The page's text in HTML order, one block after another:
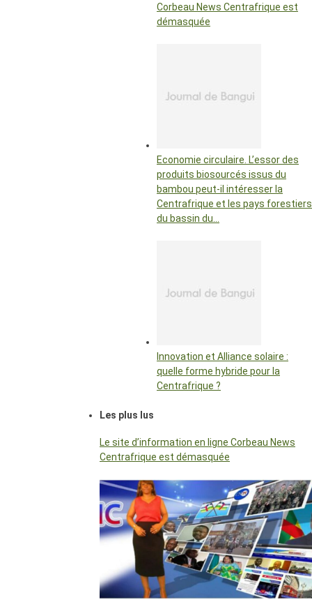
Corbeau News Centrafrique est
démasquée
Economie circulaire. L’essor des
produits biosourcés issus du
bambou peut-il intéresser la
Centrafrique et les pays forestiers
du bassin du…
Innovation et Alliance solaire :
quelle forme hybride pour la
Centrafrique ?
Les plus lus
Le site d’information en ligne Corbeau News
Centrafrique est démasquée